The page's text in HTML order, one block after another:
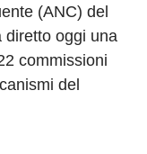
(ANC) del
diretto oggi una
commissioni
del